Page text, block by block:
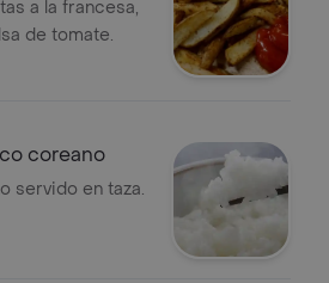
a la francesa,
de tomate.
coreano
servido en taza.